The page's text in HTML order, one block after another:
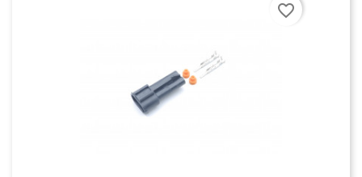
favorite_border